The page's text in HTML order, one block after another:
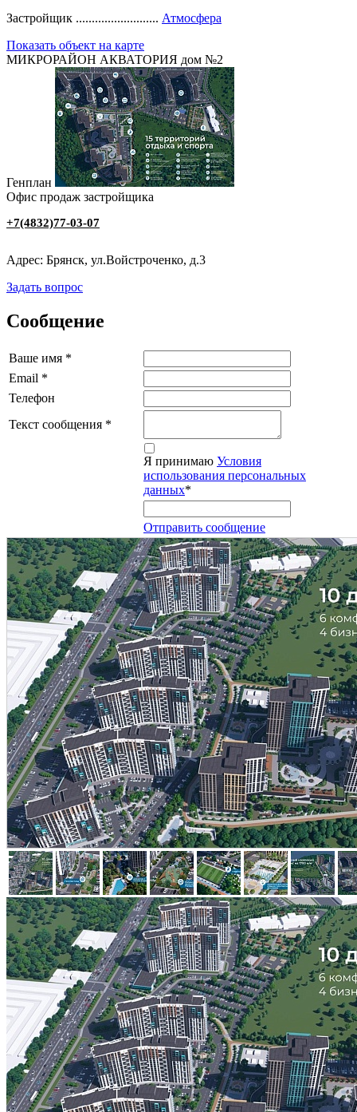
Застройщик .......................... Атмосфера
Показать объект на карте
МИКРОРАЙОН АКВАТОРИЯ дом №2
Генплан
Офис продаж застройщика
+7(4832)77-03-07
Адрес: Брянск, ул.Войстроченко, д.3
Задать вопрос
Сообщение
Ваше имя *
Email *
Телефон
Текст сообщения *
Я принимаю Условия
использования персональных
данных*
Отправить сообщение